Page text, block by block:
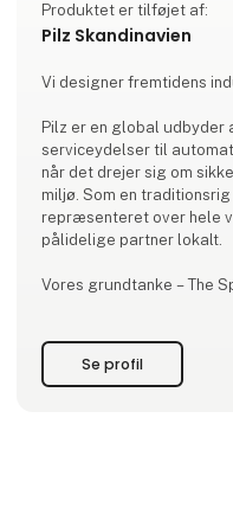
Produktet er tilføjet af:
Pilz Skandinavien
Vi designer fremtidens
Pilz er en global udbyder
serviceydelser til
når det drejer sig om
miljø. Som en
repræsenteret over hele
pålidelige partner lokalt.
Vores grundtanke – The
ses i hvert eneste
som tager hensyn til
Se profil